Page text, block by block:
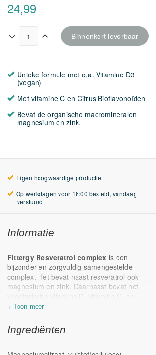
24,99
Binnenkort leverbaar
Unieke formule met o.a. Vitamine D3
(vegan)
Met vitamine C en Citrus Bioflavonoïden
Bevat de organische macromineralen
magnesium en zink.
Eigen hoogwaardige productie
Op werkdagen voor 16:00 besteld, vandaag
verstuurd
Informatie
Fittergy Resveratrol complex is een
bijzonder en zorgvuldig samengestelde
complex. Het bevat naast resveratrol ook
magnesium en zink. Daarnaast bevat het
vegetarische vitamine D, vitamine C, en
citrus bioflavonoïden. Vitamine C en D
immuunsysteem. Daarnaast is vitamine C
celbeschemend.
Resveratrol is een natuurlijke verbinding die
Ingrediënten